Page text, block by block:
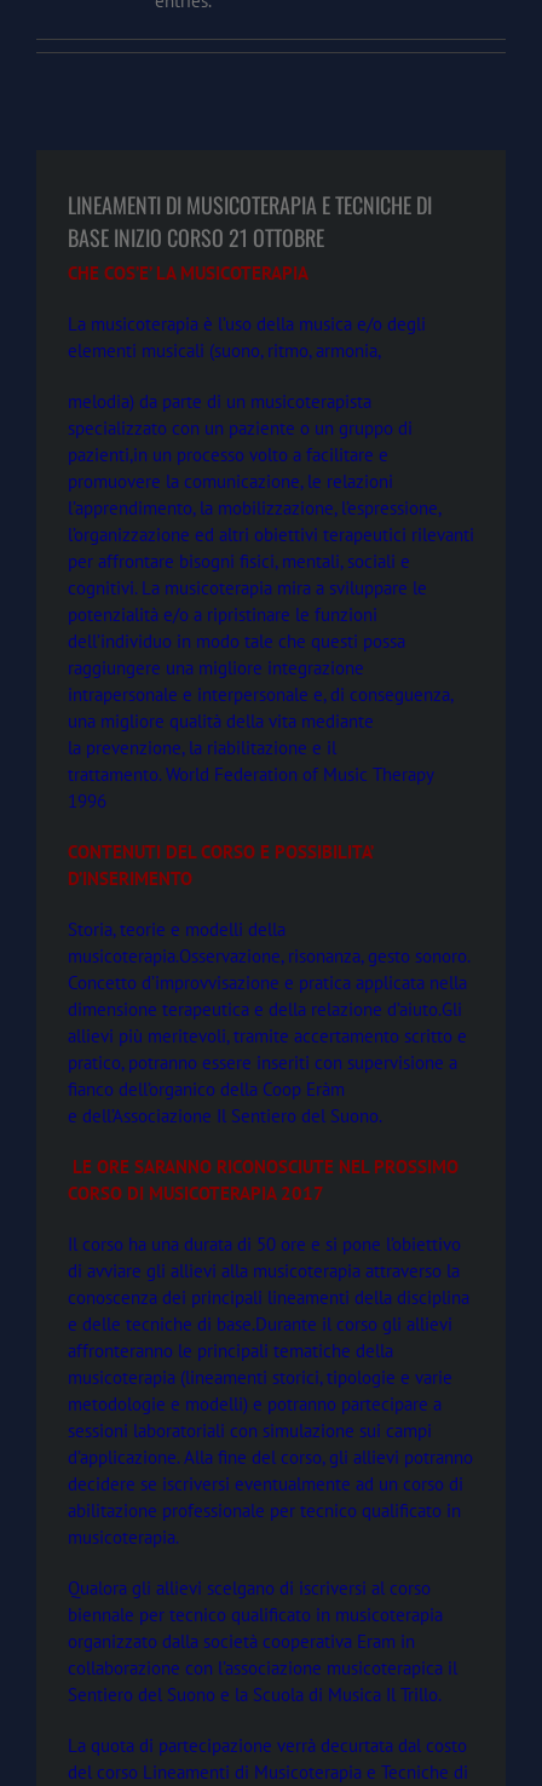
LINEAMENTI DI MUSICOTERAPIA E TECNICHE DI
BASE INIZIO CORSO 21 OTTOBRE
CHE COS’E’ LA MUSICOTERAPIA
La musicoterapia è l’uso della musica e/o degli
elementi musicali (suono, ritmo, armonia,
melodia) da parte di un musicoterapista
specializzato con un paziente o un gruppo di
pazienti,in un processo volto a facilitare e
promuovere la comunicazione, le relazioni
l’apprendimento, la mobilizzazione, l’espressione,
l’organizzazione ed altri obiettivi terapeutici rilevanti
per affrontare bisogni fisici, mentali, sociali e
cognitivi. La musicoterapia mira a sviluppare le
potenzialità e/o a ripristinare le funzioni
dell’individuo in modo tale che questi possa
raggiungere una migliore integrazione
intrapersonale e interpersonale e, di conseguenza,
una migliore qualità della vita mediante
la prevenzione, la riabilitazione e il
trattamento.World Federation of Music Therapy
1996
CONTENUTI DEL CORSO E POSSIBILITA’
D’INSERIMENTO
Storia, teorie e modelli della
musicoterapia.Osservazione, risonanza, gesto sonoro.
Concetto d’improvvisazione e pratica applicata nella
dimensione terapeutica e della relazione d’aiuto.Gli
allievi più meritevoli, tramite accertamento scritto e
pratico, potranno essere inseriti con supervisione a
fianco dell’organico della Coop Eràm
e dell’Associazione Il Sentiero del Suono.
LE ORE SARANNO RICONOSCIUTE NEL PROSSIMO
CORSO DI MUSICOTERAPIA 2017
Il corso ha una durata di 50 ore e si pone l’obiettivo
di avviare gli allievi alla musicoterapia attraverso la
conoscenza dei principali lineamenti della disciplina
e delle tecniche di base.Durante il corso gli allievi
affronteranno le principali tematiche della
musicoterapia (lineamenti storici, tipologie e varie
metodologie e modelli) e potranno partecipare a
sessioni laboratoriali con simulazione sui campi
d’applicazione. Alla fine del corso, gli allievi potranno
decidere se iscriversi eventualmente ad un corso di
abilitazione professionale per tecnico qualificato in
musicoterapia.
Qualora gli allievi scelgano di iscriversi al corso
biennale per tecnico qualificato in musicoterapia
organizzato dalla società cooperativa Eram in
collaborazione con l’associazione musicoterapica il
Sentiero del Suono e la Scuola di Musica Il Trillo.
La quota di partecipazione verrà decurtata dal costo
del corso Lineamenti di Musicoterapia e Tecniche di